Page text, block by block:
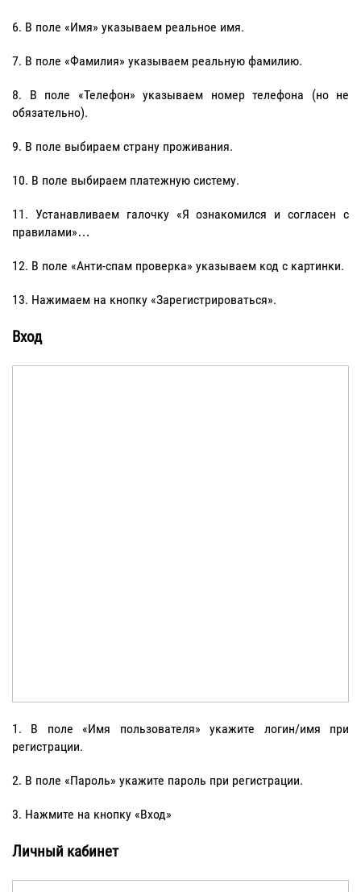
В поле «Имя» указываем реальное имя.
В поле «Фамилия» указываем реальную фамилию.
В поле «Телефон» указываем номер телефона (но не
обязательно).
В поле выбираем страну проживания.
В поле выбираем платежную систему.
Устанавливаем галочку «Я ознакомился и согласен с
правилами»…
В поле «Анти-спам проверка» указываем код с картинки.
Нажимаем на кнопку «Зарегистрироваться».
Вход
В поле «Имя пользователя» укажите логин/имя при
регистрации.
В поле «Пароль» укажите пароль при регистрации.
Нажмите на кнопку «Вход»
Личный кабинет